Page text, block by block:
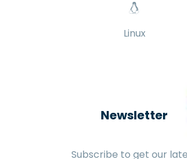
Linux
Newsletter
Subscribe to get our